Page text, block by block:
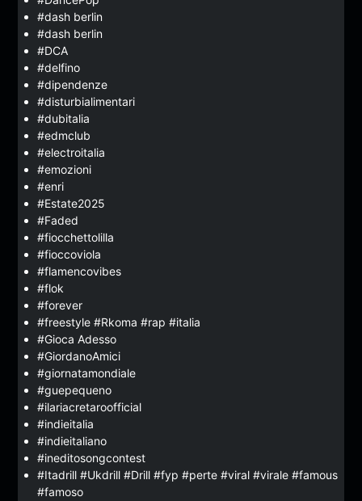
#dash berlin
#dash berlin
#DCA
#delfino
#dipendenze
#disturbialimentari
#dubitalia
#edmclub
#electroitalia
#emozioni
#enri
#Estate2025
#Faded
#fiocchettolilla
#fioccoviola
#flamencovibes
#flok
#forever
#freestyle #Rkoma #rap #italia
#Gioca Adesso
#GiordanoAmici
#giornatamondiale
#guepequeno
#ilariacretaroofficial
#indieitalia
#indieitaliano
#ineditosongcontest
#Itadrill #Ukdrill #Drill #fyp #perte #viral #virale #famous
#famoso